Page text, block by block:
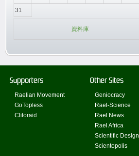
31
資料庫
Supporters
Raelian Movement
GoTopless
Clitoraid
Other Sites
Geniocracy
Rael-Science
Rael News
Rael Africa
Scientific Design
Scientopolis